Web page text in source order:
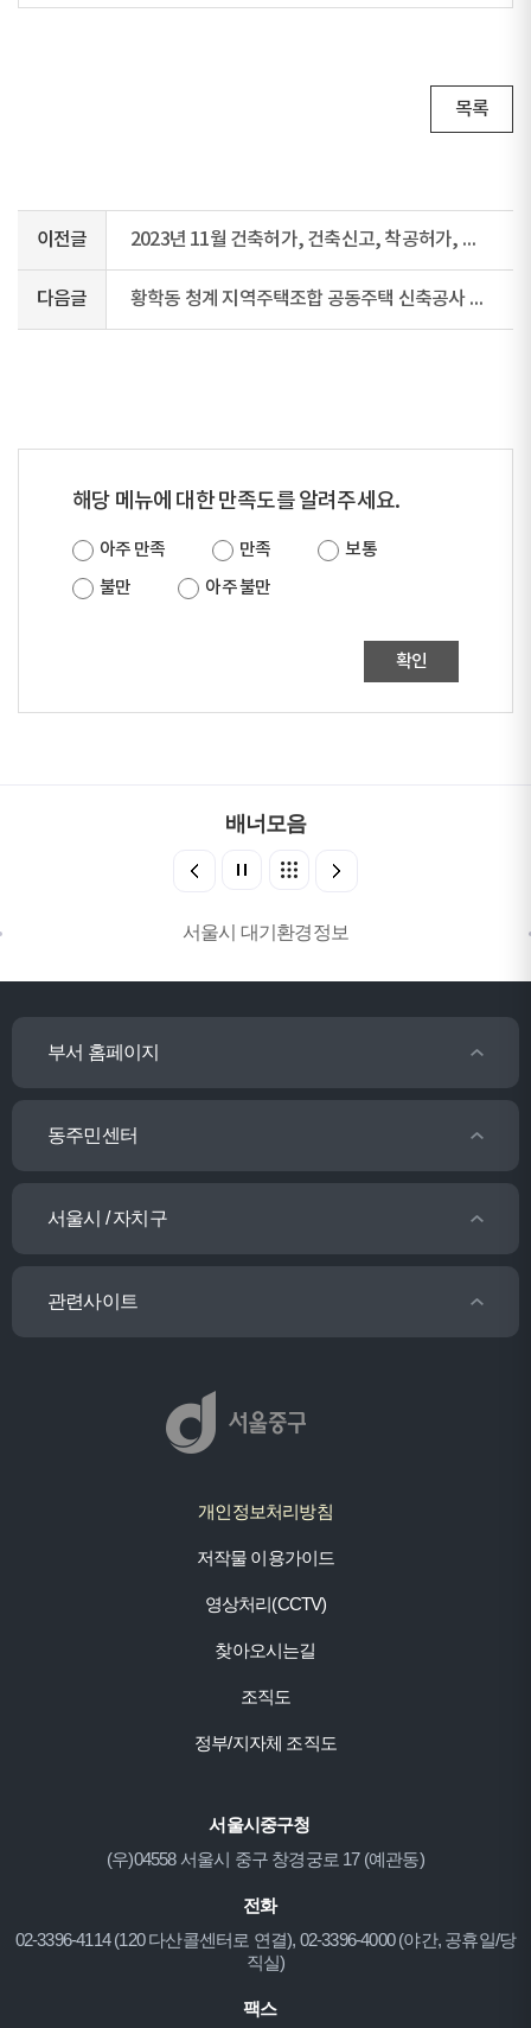
목록
이전글 2023년 11월 건축허가, 건축신고, 착공허가, 착공신고, 사용승인허가, 사용승인신고 현황
다음글 황학동 청계 지역주택조합 공동주택 신축공사 감리자(소방) 입찰결과 알림
해당 메뉴에 대한 만족도를 알려주세요.
아주 만족 만족
보통
불만
아주 불만
확인
배너모음
서울시 대기환경정보
부서 홈페이지
동주민센터
서울시 / 자치구
관련사이트
개인정보처리방침
저작물 이용가이드
영상처리(CCTV)
찾아오시는길
조직도
정부/지자체 조직도
서울시중구청
(우)04558 서울시 중구 창경궁로 17 (예관동)
전화
02-3396-4114 (120 다산콜센터로 연결), 02-3396-4000 (야간, 공휴일/당
직실)
팩스